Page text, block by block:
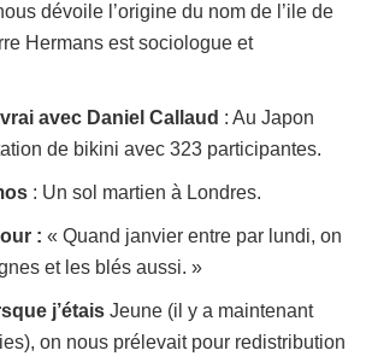
dévoile l’origine du nom de l’ile de
Hermans est sociologue et
avec Daniel Callaud : Au Japon
de bikini avec 323 participantes.
: Un sol martien à Londres.
: « Quand janvier entre par lundi, on
et les blés aussi. »
j’étais Jeune (il y a maintenant
on nous prélevait pour redistribution